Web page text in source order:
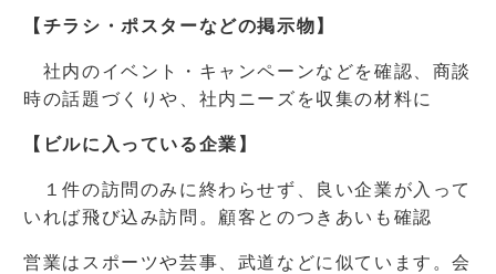
【チラシ・ポスターなどの掲示物】
社内のイベント・キャンペーンなどを確認、商談
時の話題づくりや、社内ニーズを収集の材料に
【ビルに入っている企業】
１件の訪問のみに終わらせず、良い企業が入って
いれば飛び込み訪問。顧客とのつきあいも確認
営業はスポーツや芸事、武道などに似ています。会